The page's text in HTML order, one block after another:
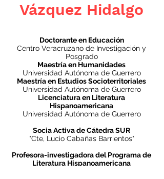
Vázquez Hidalgo
Doctorante en Educación
Centro Veracruzano de Investigación y
Posgrado
Maestría en Humanidades
Universidad Autónoma de Guerrero
Maestría en Estudios Socioterritoriales
Universidad Autónoma de Guerrero
Licenciatura en Literatura
Hispanoamericana
Universidad Autónoma de Guerrero
Socia Activa de Cátedra SUR
"Cte, Lucio Cabañas Barrientos"
Profesora-investigadora del Programa de
Literatura Hispanoamericana